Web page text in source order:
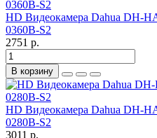
HD Видеокамера Dahua DH-
0360B-S2
2751 р.
В корзину
HD Видеокамера Dahua DH-
0280B-S2
3011 р.